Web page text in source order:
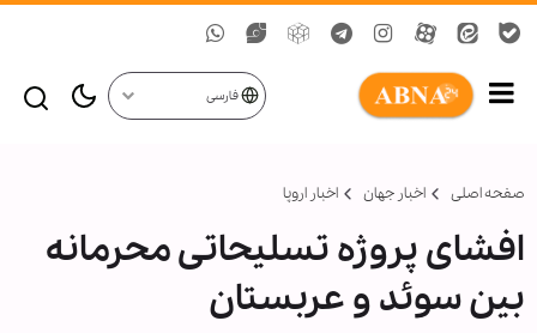
فارسی
صفحه اصلی اخبار جهان اخبار اروپا
افشای پروژه تسلیحاتی محرمانه
بین سوئد و عربستان